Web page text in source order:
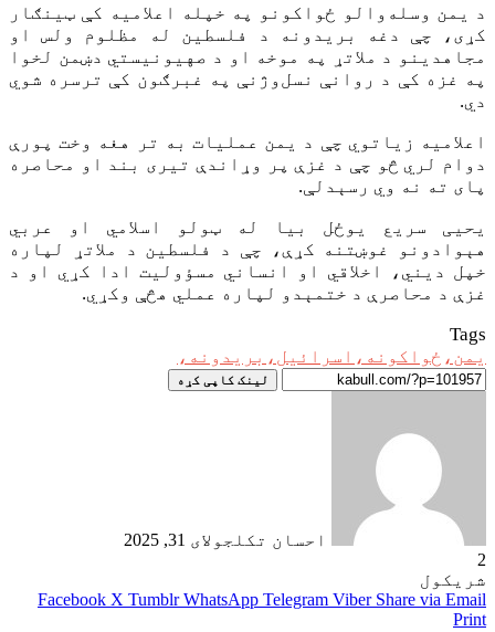
د یمن وسله‌والو ځواکونو په خپله اعلامیه کې ټینګار
کړی، چې دغه بریدونه د فلسطین له مظلوم ولس او
مجاهدینو د ملاتړ په موخه او د صهیونیستي دښمن لخوا
په غزه کې د روانې نسل‌وژنې په غبرګون کې ترسره شوي
دي.
اعلامیه زیاتوي چې د یمن عملیات به تر هغه وخت پورې
دوام لري څو چې د غزې پر وړاندې تیری بند او محاصره
پای ته نه وي رسېدلې.
یحیی سریع یوځل بیا له ټولو اسلامي او عربي
هېوادونو غوښتنه کړې، چې د فلسطین د ملاتړ لپاره
خپل ديني، اخلاقي او انساني مسؤولیت ادا کړي او د
غزې د محاصرې د ختمېدو لپاره عملي هڅې وکړي.
Tags
یمن،ځواکونه،اسرائیل،بریدونه،
لینک کاپی کړه
احسان تکل جولای 31, 2025
2
شریکول
Facebook X Tumblr WhatsApp Telegram Viber Share via Email
Print